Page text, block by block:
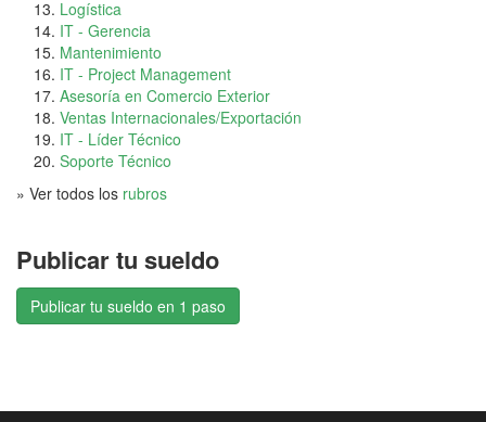
Logística
IT - Gerencia
Mantenimiento
IT - Project Management
Asesoría en Comercio Exterior
Ventas Internacionales/Exportación
IT - Líder Técnico
Soporte Técnico
» Ver todos los rubros
Publicar tu sueldo
Publicar tu sueldo en 1 paso